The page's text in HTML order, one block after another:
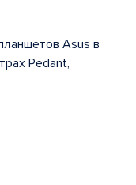
Asus в
Pedant,